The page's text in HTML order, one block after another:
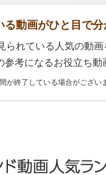
動画がひと目で分
られている人気の動
参考になるお役立ち
が終了している場合がござい